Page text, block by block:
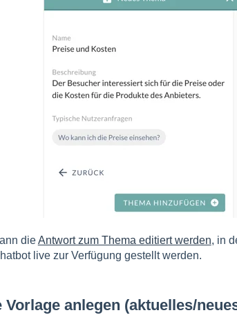
dieAntwort zum Thema editiert werden, in
live zur Verfügung gestellt werden.
Vorlage anlegen (aktuelles/